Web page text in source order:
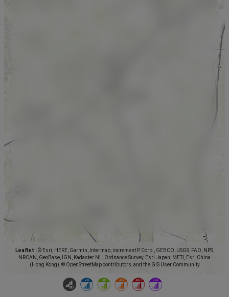
Leaflet
© Esri, HERE, Garmin, Intermap, increment P Corp., GEBCO, USGS, FAO, NPS,
NRCAN, GeoBase, IGN, Kadaster NL, Ordnance Survey, Esri Japan, METI, Esri China
(Hong Kong), © OpenStreetMap contributors, and the GIS User Community